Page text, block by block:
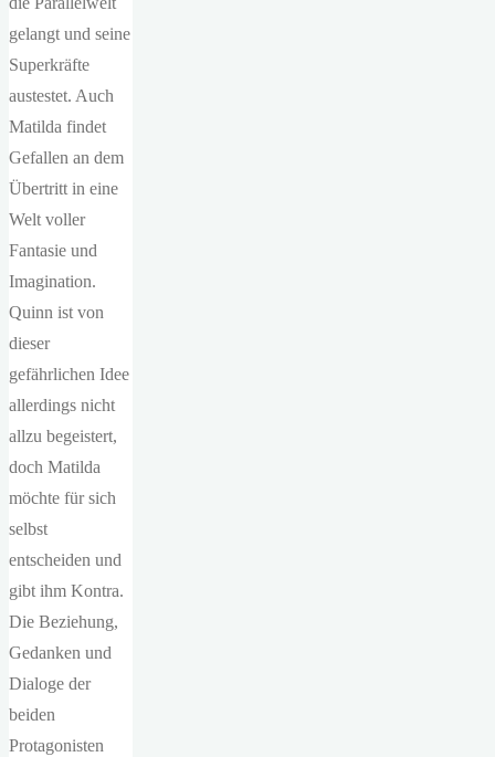
gelangt und seine
Superkräfte
austestet. Auch
Matilda findet
Gefallen an dem
Übertritt in eine
Welt voller
Fantasie und
Imagination.
Quinn ist von
dieser
gefährlichen Idee
allerdings nicht
allzu begeistert,
doch Matilda
möchte für sich
selbst
entscheiden und
gibt ihm Kontra.
Die Beziehung,
Gedanken und
Dialoge der
beiden
Protagonisten